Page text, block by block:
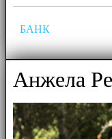
БАНК
Анжела